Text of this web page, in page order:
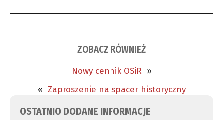
ZOBACZ RÓWNIEŻ
Nowy cennik OSiR »
« Zaproszenie na spacer historyczny
OSTATNIO DODANE INFORMACJE